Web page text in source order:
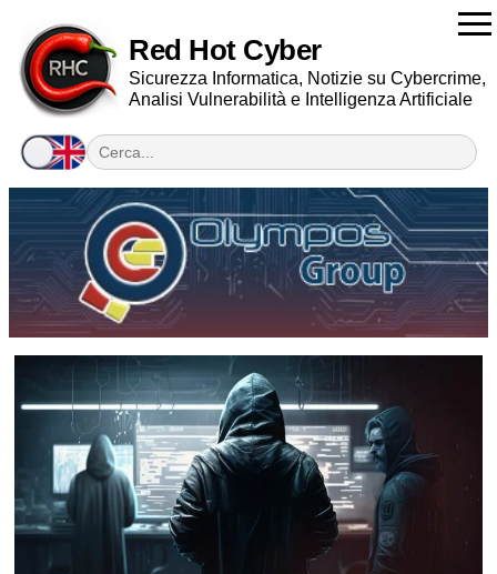
Red Hot Cyber
Sicurezza Informatica, Notizie su Cybercrime,
Analisi Vulnerabilità e Intelligenza Artificiale